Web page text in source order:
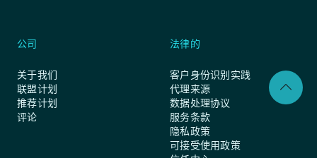
公司
关于我们
联盟计划
推荐计划
评论
法律的
客户身份识别实践
代理来源
数据处理协议
服务条款
隐私政策
可接受使用政策